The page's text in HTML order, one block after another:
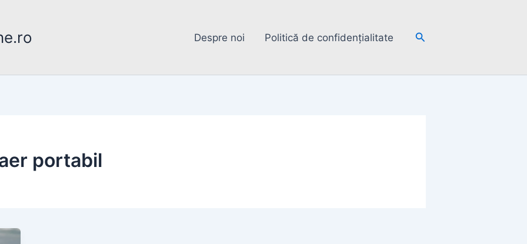
Despre noi Politică de confidențialitate Search
portabil